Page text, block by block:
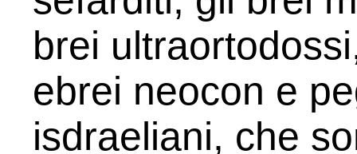
brei
ebrei neocon e
isdraeliani, che